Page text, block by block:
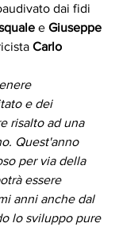
dai fidi
e Giuseppe
Carlo
e dei
risalto ad una
Quest'anno
per via della
essere
anni anche dal
lo sviluppo pure